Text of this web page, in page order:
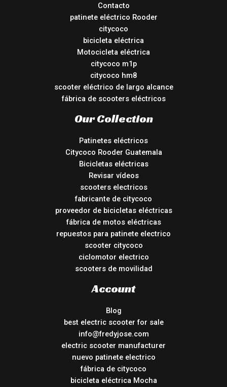
Contacto
patinete eléctrico Rooder
citycoco
bicicleta eléctrica
Motocicleta eléctrica
citycoco m1p
citycoco hm8
scooter eléctrico de largo alcance
fábrica de scooters eléctricos
Our Collection
Patinetes eléctricos
Citycoco Rooder Guatemala
Bicicletas eléctricas
Revisar vídeos
scooters electricos
fabricante de citycoco
proveedor de bicicletas eléctricas
fábrica de motos eléctricas
repuestos para patinete electrico
scooter citycoco
ciclomotor electrico
scooters de movilidad
Account
Blog
best electric scooter for sale
info@fredyjose.com
electric scooter manufacturer
nuevo patinete electrico
fábrica de citycoco
bicicleta eléctrica Mocha